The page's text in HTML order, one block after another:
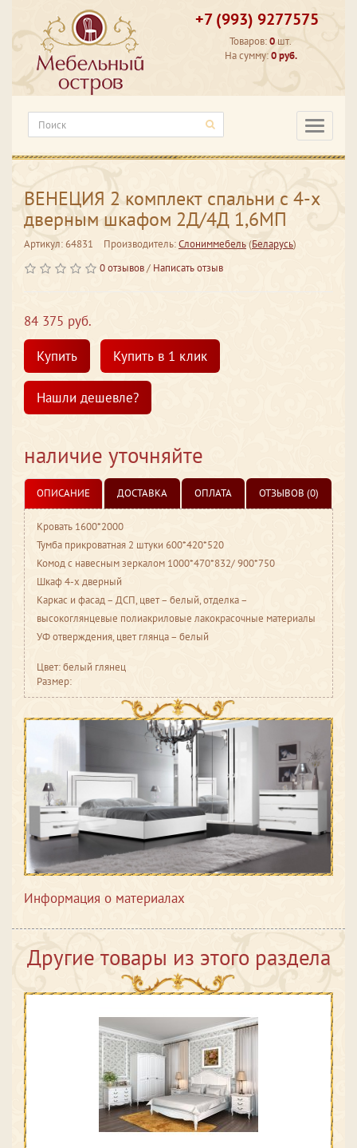
+7 (993) 9277575
Товаров:0 шт.
На сумму:0 руб.
Информация о материалах
ВЕНЕЦИЯ 2 комплект спальни с 4-х
дверным шкафом 2Д/4Д 1,6МП
Артикул: 64831 Производитель:Слониммебель(Беларусь)
0 отзывов/ Написать отзыв
84 375 руб.
Купить
Купить в 1 клик
Нашли дешевле?
наличие уточняйте
ОПИСАНИЕ ДОСТАВКА ОПЛАТА ОТЗЫВОВ (0)
Кровать 1600*2000
Тумба прикроватная 2 штуки 600*420*520
Комод с навесным зеркалом 1000*470*832/ 900*750
Шкаф 4-х дверный
Каркас и фасад – ДСП, цвет – белый, отделка –
высокоглянцевые полиакриловые лакокрасочные материалы
УФ отверждения, цвет глянца – белый
Цвет: белый глянец
Размер:
Другие товары из этого раздела